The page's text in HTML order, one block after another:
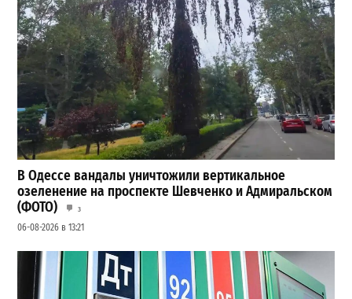
В Одессе вандалы уничтожили вертикальное
озеленение на проспекте Шевченко и Адмиральском
(ФОТО)
3
06-08-2026 в 13:21